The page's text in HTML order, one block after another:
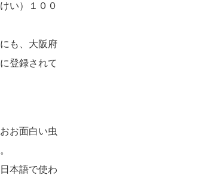
い）１００
も、大阪府
登録されて
お面白い虫
本語で使わ